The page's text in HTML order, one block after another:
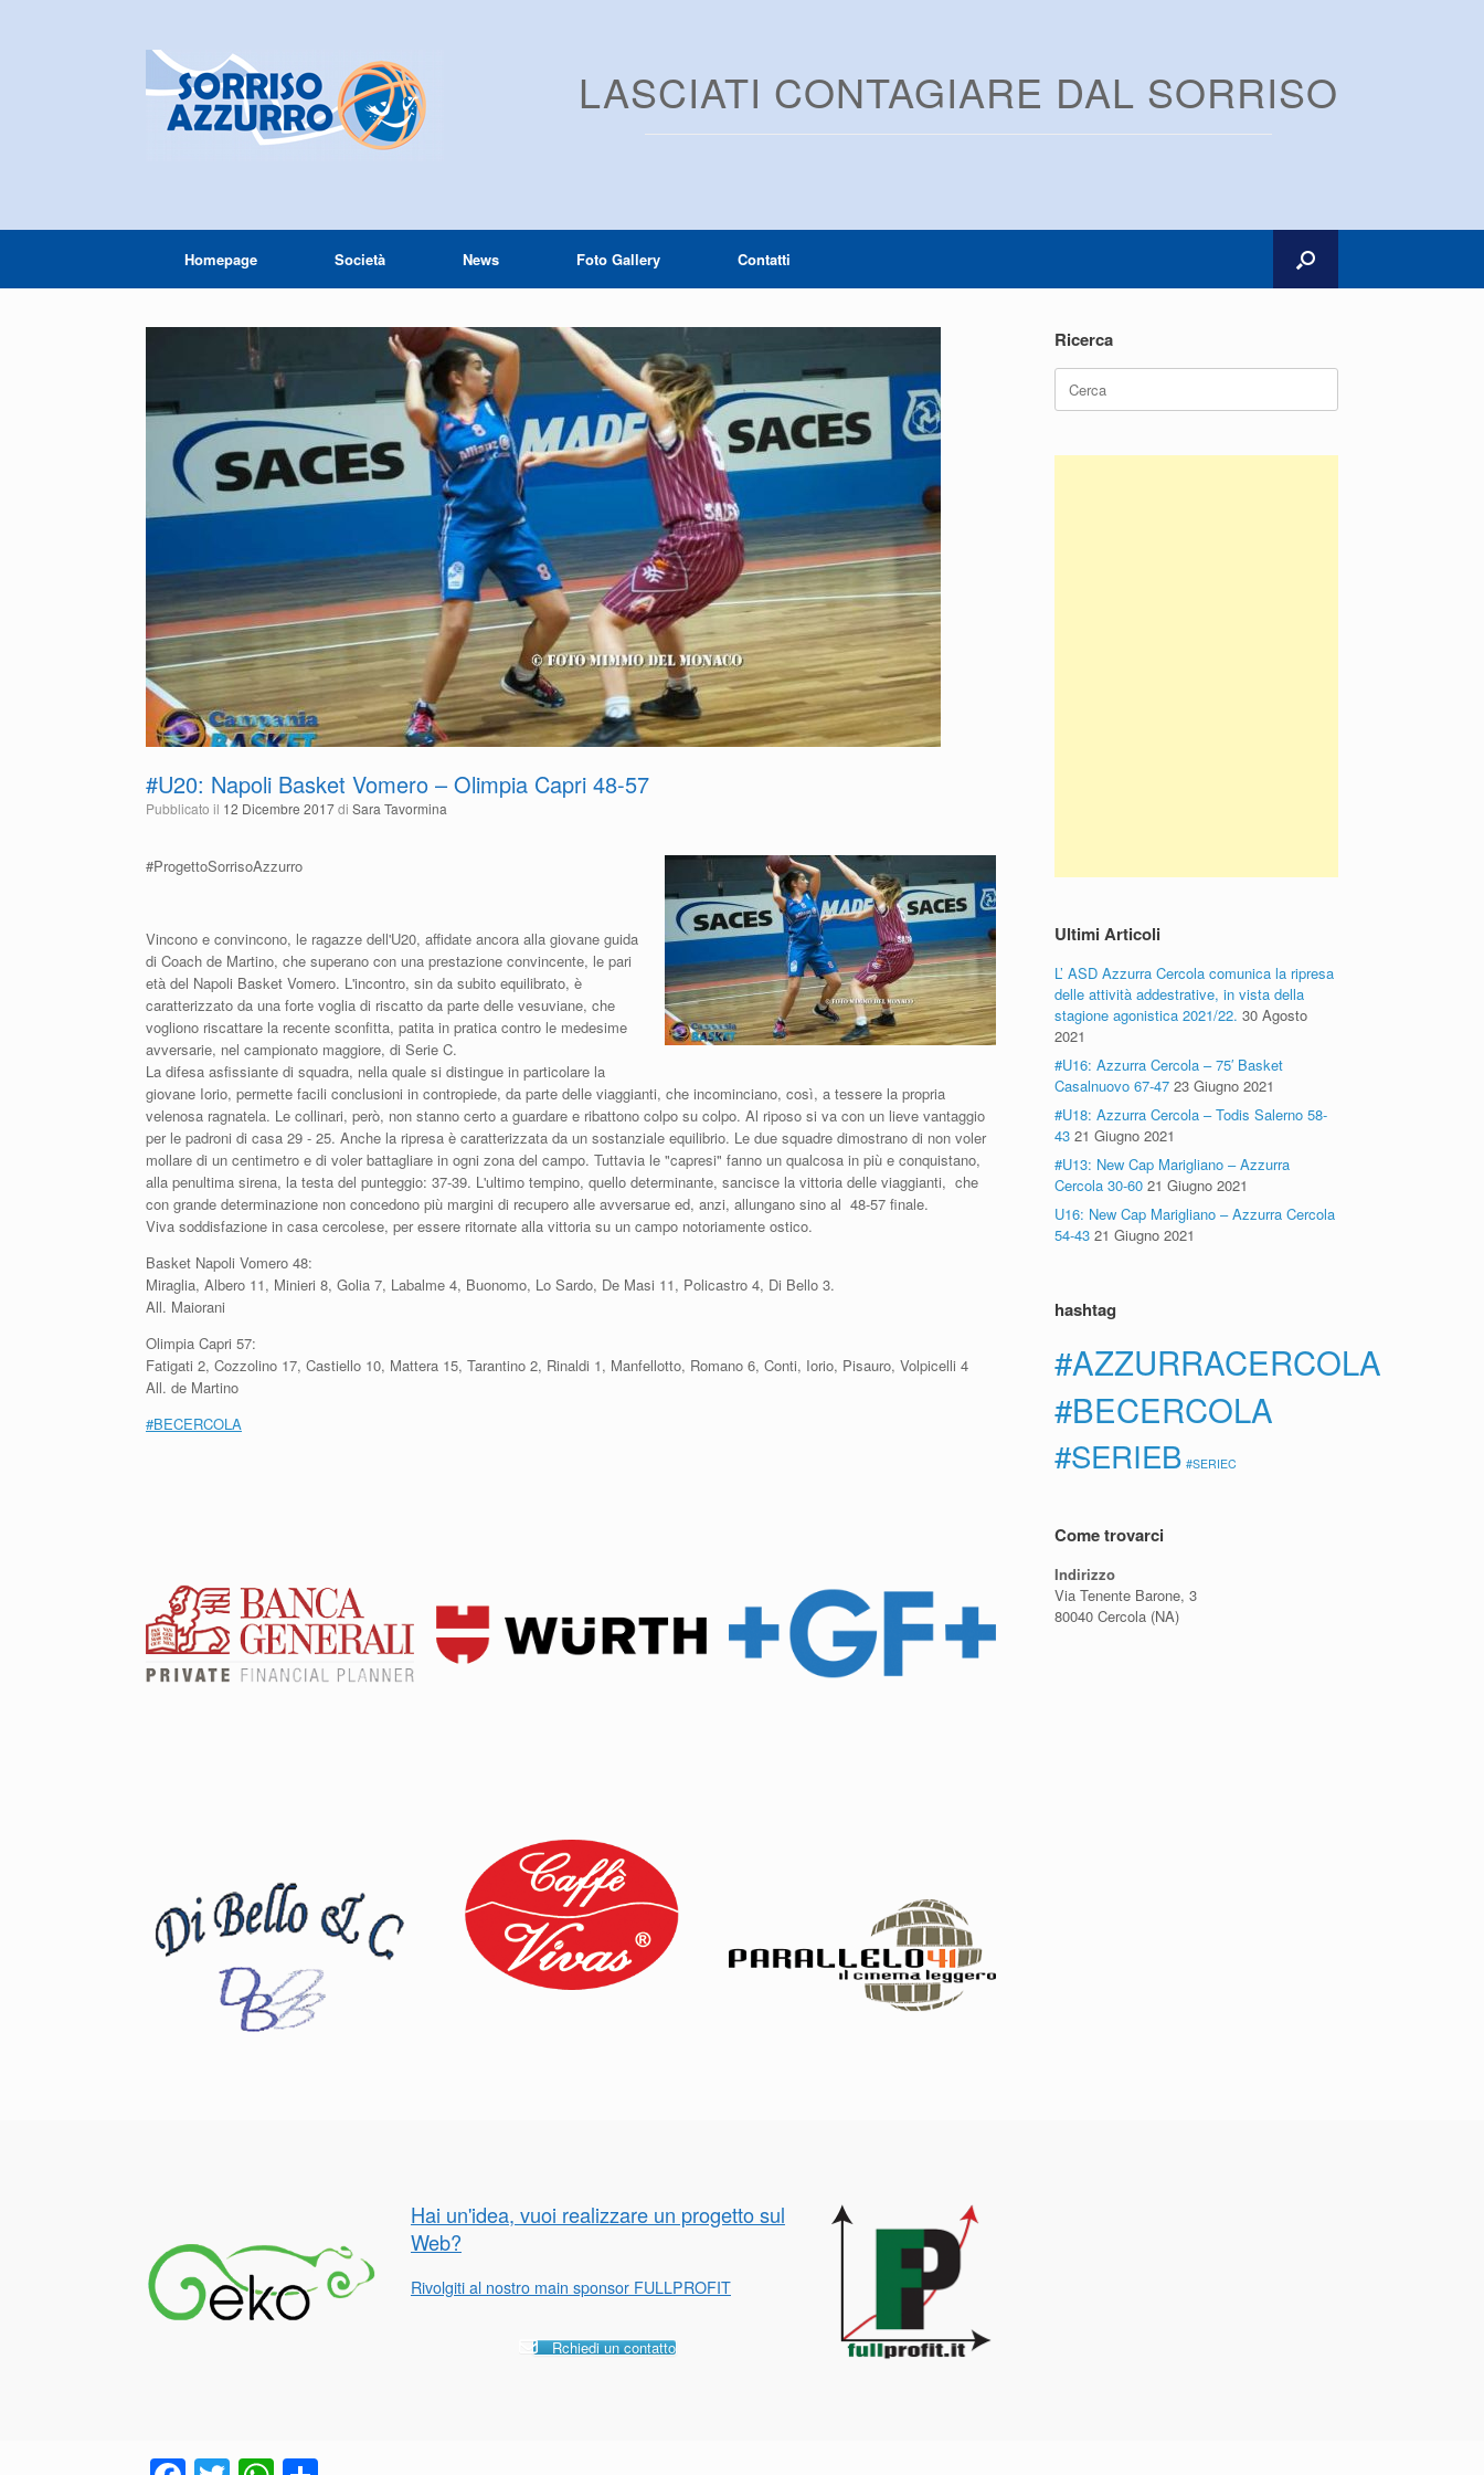
LASCIATI CONTAGIARE DAL SORRISO
Homepage Società News Foto Gallery Contatti
#U20: Napoli Basket Vomero – Olimpia Capri 48-57
Pubblicato il 12 Dicembre 2017di Sara Tavormina
#ProgettoSorrisoAzzurro
Vincono e convincono, le ragazze dell'U20, affidate ancora alla giovane guida
di Coach de Martino, che superano con una prestazione convincente, le pari
età del Napoli Basket Vomero. L'incontro, sin da subito equilibrato, è
caratterizzato da una forte voglia di riscatto da parte delle vesuviane, che
vogliono riscattare la recente sconfitta, patita in pratica contro le medesime
avversarie, nel campionato maggiore, di Serie C.
La difesa asfissiante di squadra, nella quale si distingue in particolare la
giovane Iorio, permette facili conclusioni in contropiede, da parte delle viaggianti, che incominciano, così, a tessere la propria
velenosa ragnatela. Le collinari, però, non stanno certo a guardare e ribattono colpo su colpo. Al riposo si va con un lieve vantaggio
per le padroni di casa 29 - 25. Anche la ripresa è caratterizzata da un sostanziale equilibrio. Le due squadre dimostrano di non voler
mollare di un centimetro e di voler battagliare in ogni zona del campo. Tuttavia le "capresi" fanno un qualcosa in più e conquistano,
alla penultima sirena, la testa del punteggio: 37-39. L'ultimo tempino, quello determinante, sancisce la vittoria delle viaggianti, che
con grande determinazione non concedono più margini di recupero alle avversarue ed, anzi, allungano sino al 48-57 finale.
Viva soddisfazione in casa cercolese, per essere ritornate alla vittoria su un campo notoriamente ostico.
Basket Napoli Vomero 48:
Miraglia, Albero 11, Minieri 8, Golia 7, Labalme 4, Buonomo, Lo Sardo, De Masi 11, Policastro 4, Di Bello 3.
All. Maiorani
Olimpia Capri 57:
Fatigati 2, Cozzolino 17, Castiello 10, Mattera 15, Tarantino 2, Rinaldi 1, Manfellotto, Romano 6, Conti, Iorio, Pisauro, Volpicelli 4
All. de Martino
#BECERCOLA
Hai un'idea, vuoi realizzare un progetto sul
Web?
Rivolgiti al nostro main sponsor FULLPROFIT
Rchiedi un contatto
Ricerca
Ricerca
per:
Ultimi Articoli
L’ ASD Azzurra Cercola comunica la ripresa
delle attività addestrative, in vista della
stagione agonistica 2021/22. 30 Agosto
2021
#U16: Azzurra Cercola – 75′ Basket
Casalnuovo 67-47 23 Giugno 2021
#U18: Azzurra Cercola – Todis Salerno 58-
43 21 Giugno 2021
#U13: New Cap Marigliano – Azzurra
Cercola 30-60 21 Giugno 2021
U16: New Cap Marigliano – Azzurra Cercola
54-43 21 Giugno 2021
hashtag
#AZZURRACERCOLA
#BECERCOLA
#SERIEB #SERIEC
Come trovarci
Indirizzo
Via Tenente Barone, 3
80040 Cercola (NA)